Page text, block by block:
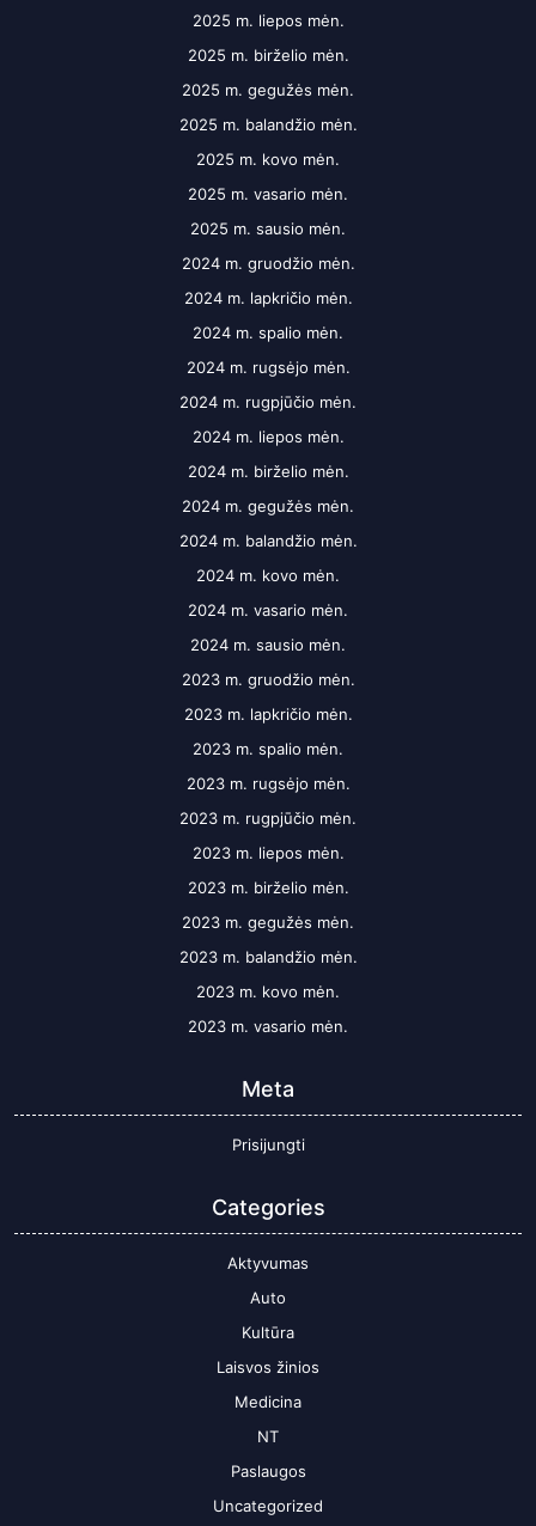
2025 m. liepos mėn.
2025 m. birželio mėn.
2025 m. gegužės mėn.
2025 m. balandžio mėn.
2025 m. kovo mėn.
2025 m. vasario mėn.
2025 m. sausio mėn.
2024 m. gruodžio mėn.
2024 m. lapkričio mėn.
2024 m. spalio mėn.
2024 m. rugsėjo mėn.
2024 m. rugpjūčio mėn.
2024 m. liepos mėn.
2024 m. birželio mėn.
2024 m. gegužės mėn.
2024 m. balandžio mėn.
2024 m. kovo mėn.
2024 m. vasario mėn.
2024 m. sausio mėn.
2023 m. gruodžio mėn.
2023 m. lapkričio mėn.
2023 m. spalio mėn.
2023 m. rugsėjo mėn.
2023 m. rugpjūčio mėn.
2023 m. liepos mėn.
2023 m. birželio mėn.
2023 m. gegužės mėn.
2023 m. balandžio mėn.
2023 m. kovo mėn.
2023 m. vasario mėn.
Meta
Prisijungti
Categories
Aktyvumas
Auto
Kultūra
Laisvos žinios
Medicina
NT
Paslaugos
Uncategorized